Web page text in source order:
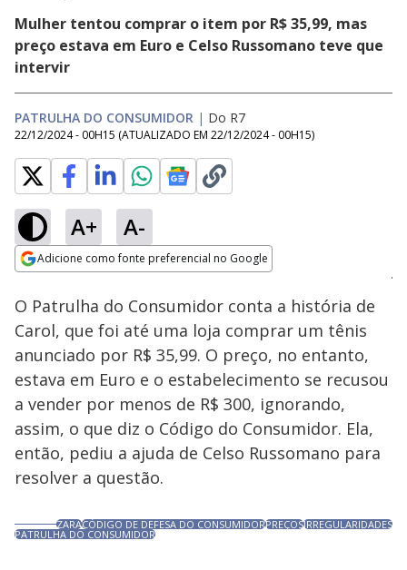
Mulher tentou comprar o item por R$ 35,99, mas
preço estava em Euro e Celso Russomano teve que
intervir
PATRULHA DO CONSUMIDOR | Do R7
22/12/2024 - 00H15 (ATUALIZADO EM 22/12/2024 - 00H15)
A+ A-
Adicione como fonte preferencial no Google
Ativar
Loaded:
5.22%
O Patrulha do Consumidor conta a história de
Carol, que foi até uma loja comprar um tênis
anunciado por R$ 35,99. O preço, no entanto,
estava em Euro e o estabelecimento se recusou
a vender por menos de R$ 300, ignorando,
assim, o que diz o Código do Consumidor. Ela,
então, pediu a ajuda de Celso Russomano para
resolver a questão.
ZARACÓDIGO DE DEFESA DO CONSUMIDORPREÇOSIRREGULARIDADES
PATRULHA DO CONSUMIDOR